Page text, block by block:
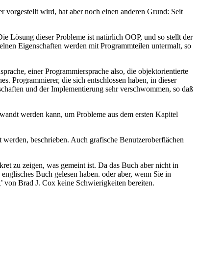
vorgestellt wird, hat aber noch einen anderen Grund: Seit
Lösung dieser Probleme ist natürlich OOP, und so stellt der
Eigenschaften werden mit Programmteilen untermalt, so
einer Programmiersprache also, die objektorientierte
Programmierer, die sich entschlossen haben, in dieser
und der Implementierung sehr verschwommen, so daß
werden kann, um Probleme aus dem ersten Kapitel
beschrieben. Auch grafische Benutzeroberflächen
zu zeigen, was gemeint ist. Da das Buch aber nicht in
Buch gelesen haben. oder aber, wenn Sie in
von Brad J. Cox keine Schwierigkeiten bereiten.